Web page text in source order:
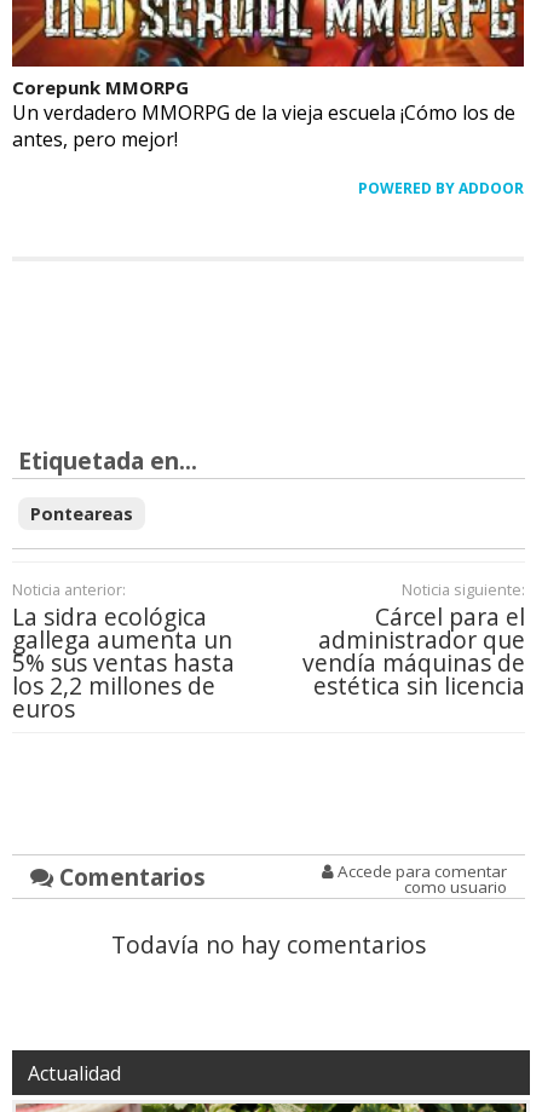
Corepunk MMORPG
Un verdadero MMORPG de la vieja escuela ¡Cómo los de
antes, pero mejor!
POWERED BY ADDOOR
Etiquetada en...
Ponteareas
Noticia anterior:
La sidra ecológica
gallega aumenta un
5% sus ventas hasta
los 2,2 millones de
euros
Noticia siguiente:
Cárcel para el
administrador que
vendía máquinas de
estética sin licencia
Comentarios Accede para comentar
como usuario
Todavía no hay comentarios
Actualidad